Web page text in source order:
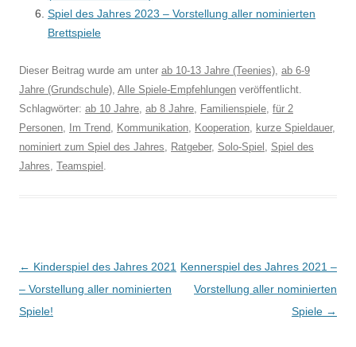
Spiel des Jahres 2023 – Vorstellung aller nominierten
Brettspiele
Dieser Beitrag wurde am unter ab 10-13 Jahre (Teenies), ab 6-9
Jahre (Grundschule), Alle Spiele-Empfehlungen veröffentlicht.
Schlagwörter: ab 10 Jahre, ab 8 Jahre, Familienspiele, für 2
Personen, Im Trend, Kommunikation, Kooperation, kurze Spieldauer,
nominiert zum Spiel des Jahres, Ratgeber, Solo-Spiel , Spiel des
Jahres, Teamspiel .
Beitragsnavigation
← Kinderspiel des Jahres 2021
– Vorstellung aller nominierten
Spiele!
Kennerspiel des Jahres 2021 –
Vorstellung aller nominierten
Spiele →